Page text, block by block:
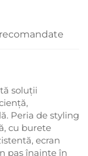
soluții
Peria de styling
cu burete
ecran
pas înainte în